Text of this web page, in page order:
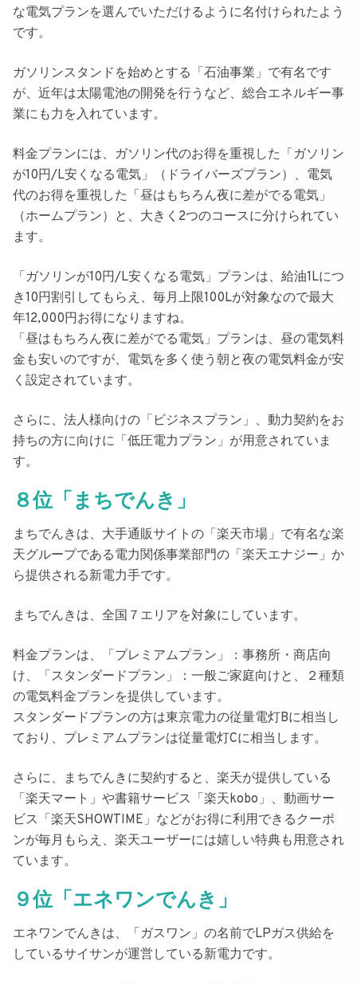
な電気プランを選んでいただけるように名付けられたよう
です。
ガソリンスタンドを始めとする「石油事業」で有名です
が、近年は太陽電池の開発を行うなど、総合エネルギー事
業にも力を入れています。
料金プランには、ガソリン代のお得を重視した 「ガソリン
が10円/L安くなる電気」
（ドライバーズプラン）、電気
代のお得を重視した 「昼はもちろん夜に差がでる電気」
（ホームプラン）と、大きく2つのコースに分けられてい
ます。
「ガソリンが10円/L安くなる電気」プランは、 給油1Lにつ
き10円割引してもらえ、毎月上限100Lが対象なので最大
年12,000円お得になりますね。
「昼はもちろん夜に差がでる電気」プランは、 昼の電気料
金も安いのですが、電気を多く使う朝と夜の電気料金が安
く設定されています。
さらに、法人様向けの「ビジネスプラン」、動力契約をお
持ちの方に向けに「低圧電力プラン」が用意されていま
す。
８位「まちでんき」
まちでんきは、 大手通販サイトの「楽天市場」 で有名な楽
天グループである電力関係事業部門の「楽天エナジー」か
ら提供される新電力手です。
まちでんきは、 全国７エリアを対象にしています。
料金プランは、 「プレミアムプラン」
：事務所・商店向
け、
「スタンダードプラン」
：一般ご家庭向けと、２種類
の電気料金プランを提供しています。
スタンダードプランの方は東京電力の従量電灯Bに相当し
ており、プレミアムプランは従量電灯Cに相当します。
さらに、まちでんきに契約すると、 楽天が提供している
「楽天マート」や書籍サービス「楽天kobo」、動画サー
ビス「楽天SHOWTIME」などがお得に利用できるクーポ
ンが毎月もらえ、楽天ユーザーには嬉しい特典も用意され
ています。
９位「エネワンでんき」
エネワンでんき は、「ガスワン」の名前でLPガス供給を
しているサイサンが運営している新電力です。